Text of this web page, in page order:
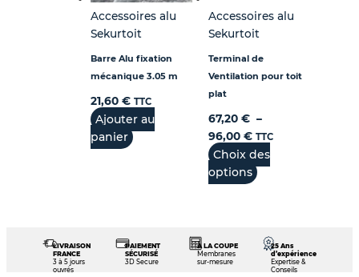
Accessoires alu
Sekurtoit
Barre Alu fixation
mécanique 3.05 m
21,60 € TTC
Ajouter au
panier
Accessoires alu
Sekurtoit
Terminal de
Ventilation pour toit
plat
67,20 € –
96,00 € TTC
Choix des
options
LIVRAISON
FRANCE
3 à 5 jours
ouvrés
PAIEMENT
SÉCURISÉ
3D Secure
À LA COUPE
Membranes
sur-mesure
25 Ans
d’expérience
Expertise &
Conseils